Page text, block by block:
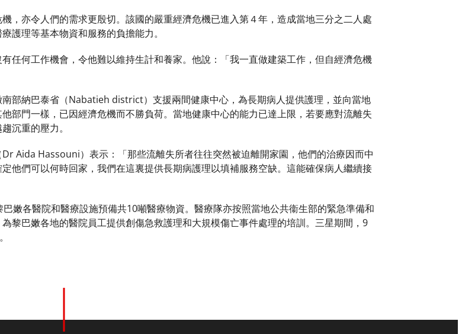
，亦令人們的需求更殷切。該國的嚴重經濟危機已進入第４年，造成當地三分之二人處
護理等基本物資和服務的負擔能力。
任何工作機會，令他難以維持生計和養家。他說：「我一直做建築工作，但自經濟危機
部納巴泰省（Nabatieh district）支援兩間健康中心，為長期病人提供護理，並向當地
部門一樣，已因經濟危機而不勝負荷。當地健康中心的能力已達上限，若要應對流離失
沉重的壓力。
Aida Hassouni）表示：「那些流離失所者往往突然被迫離開家園，他們的治療因而中
他們可以何時回家，我們在這裏提供長期病護理以填補服務空缺。這能確保病人繼續接
嫩各醫院和醫療設施預備共10噸醫療物資。醫療隊亦按照當地公共衞生部的緊急準備和
黎巴嫩各地的醫院員工提供創傷急救護理和大規模傷亡事件處理的培訓。三星期間，9